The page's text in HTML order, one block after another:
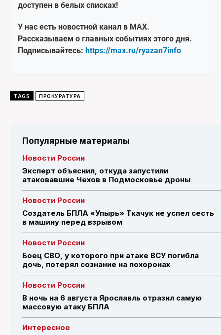
доступен в белых списках!
У нас есть новостной канал в MAX.
Рассказываем о главных событиях этого дня.
Подписывайтесь: https://max.ru/ryazan7info
TAGS ПРОКУРАТУРА
Популярные материалы
Новости России
Эксперт объяснил, откуда запустили
атаковавшие Чехов в Подмосковье дроны
Новости России
Создатель БПЛА «Упырь» Ткачук не успел сесть
в машину перед взрывом
Новости России
Боец СВО, у которого при атаке ВСУ погибла
дочь, потерял сознание на похоронах
Новости России
В ночь на 6 августа Ярославль отразил самую
массовую атаку БПЛА
Интересное